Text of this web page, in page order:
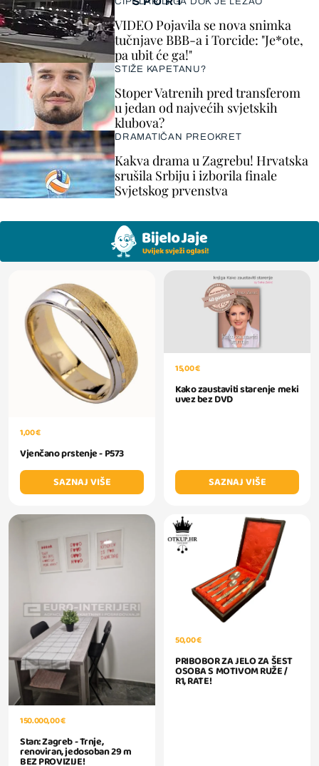
VIDEO Pojavila se nova snimka
tučnjave BBB-a i Torcide: "Je*ote,
pa ubit će ga!"
STIŽE KAPETANU?
Stoper Vatrenih pred transferom
u jedan od najvećih svjetskih
klubova?
DRAMATIČAN PREOKRET
Kakva drama u Zagrebu! Hrvatska
srušila Srbiju i izborila finale
Svjetskog prvenstva
1,00 €
Vjenčano prstenje - P573
SAZNAJ VIŠE
15,00 €
Kako zaustaviti starenje meki
uvez bez DVD
SAZNAJ VIŠE
150.000,00 €
Stan: Zagreb - Trnje,
renoviran, jedosoban 29 m
BEZ PROVIZIJE!
50,00 €
PRIBOBOR ZA JELO ZA ŠEST
OSOBA S MOTIVOM RUŽE /
R1, RATE!